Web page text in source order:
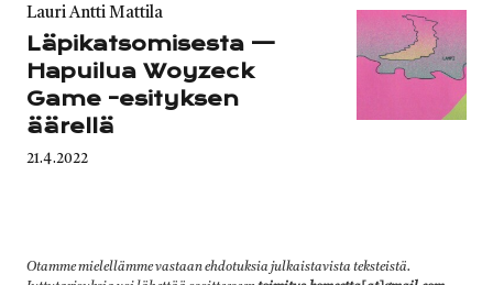
Category
Lauri Antti Mattila
Läpikatsomisesta —
Hapuilua Woyzeck
Game -esityksen
äärellä
Published
21.4.2022
Otamme mielellämme vastaan ehdotuksia julkaistavista teksteistä.